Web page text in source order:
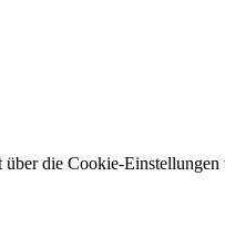
die Cookie-Einstellungen